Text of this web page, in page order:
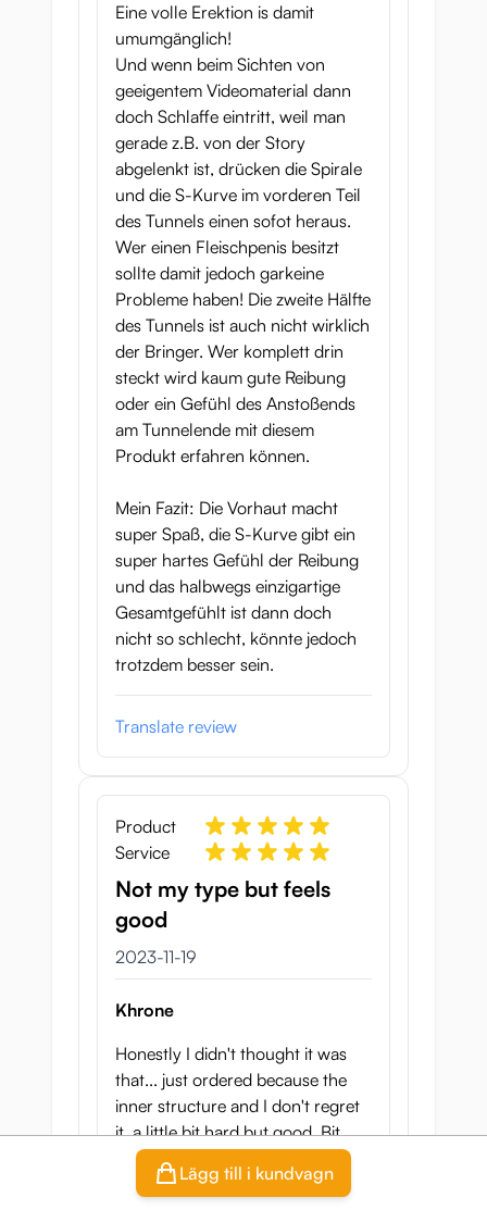
Lägg till i kundvagn
Eine volle Erektion is damit
umumgänglich!
Und wenn beim Sichten von
geeigentem Videomaterial dann
doch Schlaffe eintritt, weil man
gerade z.B. von der Story
abgelenkt ist, drücken die Spirale
und die S-Kurve im vorderen Teil
des Tunnels einen sofot heraus.
Wer einen Fleischpenis besitzt
sollte damit jedoch garkeine
Probleme haben! Die zweite Hälfte
des Tunnels ist auch nicht wirklich
der Bringer. Wer komplett drin
steckt wird kaum gute Reibung
oder ein Gefühl des Anstoßends
am Tunnelende mit diesem
Produkt erfahren können.
Mein Fazit: Die Vorhaut macht
super Spaß, die S-Kurve gibt ein
super hartes Gefühl der Reibung
und das halbwegs einzigartige
Gesamtgefühlt ist dann doch
nicht so schlecht, könnte jedoch
trotzdem besser sein.
Translate review
Product
Service
Not my type but feels
good
19 november 2023
2023-11-19
Khrone
Honestly I didn't thought it was
that... just ordered because the
inner structure and I don't regret
it, a little bit hard but good. Bit
harder to clean.